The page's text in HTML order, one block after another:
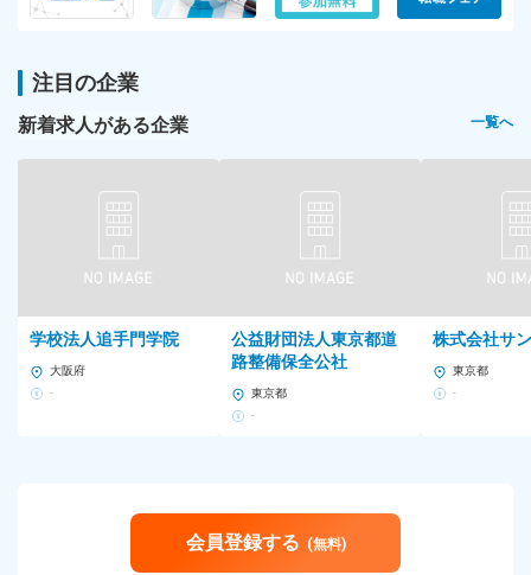
注目の企業
新着求人がある企業 一覧へ
学校法人追手門学院
大阪府
-
公益財団法人東京都道
路整備保全公社
東京都
-
株式会社サ
東京都
-
会員登録する (無料)